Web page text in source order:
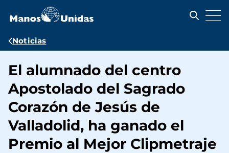
contenido
Ruta
navegación
Noticias
El alumnado del centro
Apostolado del Sagrado
Corazón de Jesús de
Valladolid, ha ganado el
Premio al Mejor Clipmetraje